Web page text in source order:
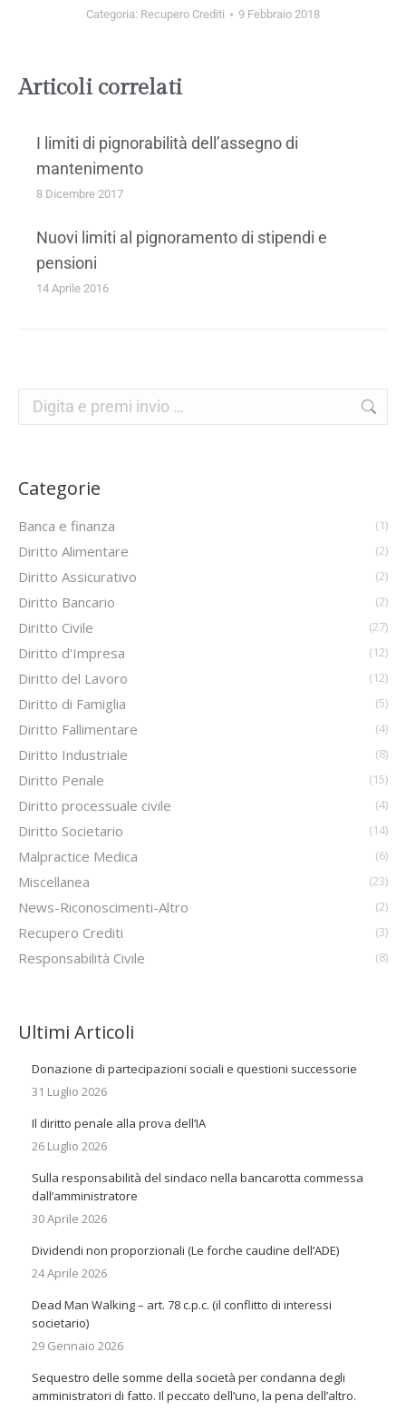
Categoria: Recupero Crediti 9 Febbraio 2018
Articoli correlati
I limiti di pignorabilità dell’assegno di
mantenimento
8 Dicembre 2017
Nuovi limiti al pignoramento di stipendi e
pensioni
14 Aprile 2016
Categorie
Banca e finanza (1)
Diritto Alimentare (2)
Diritto Assicurativo (2)
Diritto Bancario (2)
Diritto Civile (27)
Diritto d'Impresa (12)
Diritto del Lavoro (12)
Diritto di Famiglia (5)
Diritto Fallimentare (4)
Diritto Industriale (8)
Diritto Penale (15)
Diritto processuale civile (4)
Diritto Societario (14)
Malpractice Medica (6)
Miscellanea (23)
News-Riconoscimenti-Altro (2)
Recupero Crediti (3)
Responsabilità Civile (8)
Ultimi Articoli
Donazione di partecipazioni sociali e questioni successorie
31 Luglio 2026
Il diritto penale alla prova dell’IA
26 Luglio 2026
Sulla responsabilità del sindaco nella bancarotta commessa
dall’amministratore
30 Aprile 2026
Dividendi non proporzionali (Le forche caudine dell’ADE)
24 Aprile 2026
Dead Man Walking – art. 78 c.p.c. (il conflitto di interessi
societario)
29 Gennaio 2026
Sequestro delle somme della società per condanna degli
amministratori di fatto. Il peccato dell’uno, la pena dell’altro.